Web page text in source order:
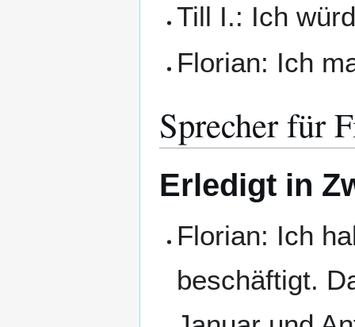
Till I.: Ich
Florian: Ich
Sprecher für
Erledigt in
Florian: Ich
beschäftigt.